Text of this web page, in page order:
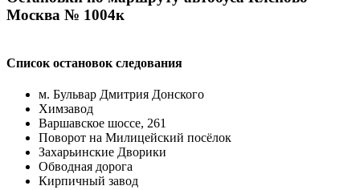
Москва № 1004к
Список остановок следования
м. Бульвар Дмитрия Донского
Химзавод
Варшавское шоссе, 261
Поворот на Милицейский посёлок
Захарьинские Дворики
Обводная дорога
Кирпичный завод